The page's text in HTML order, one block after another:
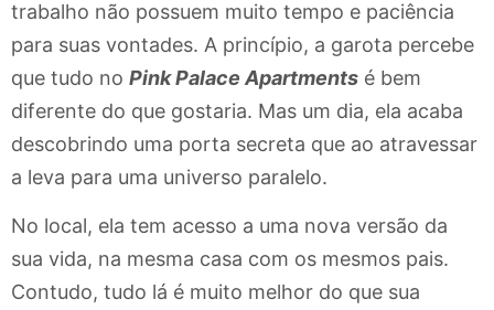
trabalho não possuem muito tempo e paciência
para suas vontades. A princípio, a garota percebe
que tudo no Pink Palace Apartments é bem
diferente do que gostaria. Mas um dia, ela acaba
descobrindo uma porta secreta que ao atravessar
a leva para uma universo paralelo.
No local, ela tem acesso a uma nova versão da
sua vida, na mesma casa com os mesmos pais.
Contudo, tudo lá é muito melhor do que sua